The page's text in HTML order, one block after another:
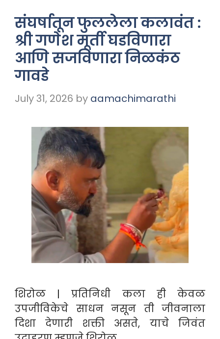
संघर्षातून फुललेला कलावंत :
श्री गणेश मूर्ती घडविणारा
आणि सजविणारा निळकंठ
गावडे
July 31, 2026 by aamachimarathi
शिरोळ | प्रतिनिधी कला ही केवळ
उपजीविकेचे साधन नसून ती जीवनाला
दिशा देणारी शक्ती असते, याचे जिवंत